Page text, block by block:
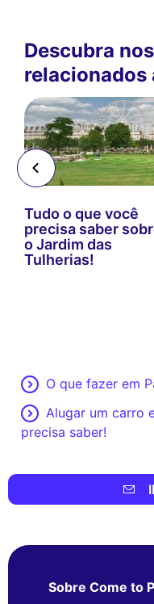
Descubra
relacionados
Tudo o que você
precisa saber
o Jardim das
Tulherias!
O que fazer em
Alugar um carro
precisa saber!
Sobre Come to